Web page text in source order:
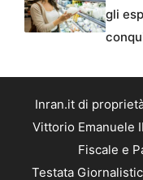
gli
Inran.it di
Vittorio Emanuele
Fiscale e
Testata